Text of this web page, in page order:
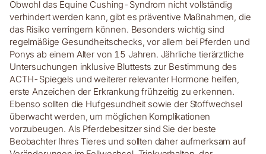
Obwohl das Equine Cushing-Syndrom nicht vollständig
verhindert werden kann, gibt es präventive Maßnahmen, die
das Risiko verringern können. Besonders wichtig sind
regelmäßige Gesundheitschecks, vor allem bei Pferden und
Ponys ab einem Alter von 15 Jahren. Jährliche tierärztliche
Untersuchungen inklusive Bluttests zur Bestimmung des
ACTH-Spiegels und weiterer relevanter Hormone helfen,
erste Anzeichen der Erkrankung frühzeitig zu erkennen.
Ebenso sollten die Hufgesundheit sowie der Stoffwechsel
überwacht werden, um möglichen Komplikationen
vorzubeugen. Als Pferdebesitzer sind Sie der beste
Beobachter Ihres Tieres und sollten daher aufmerksam auf